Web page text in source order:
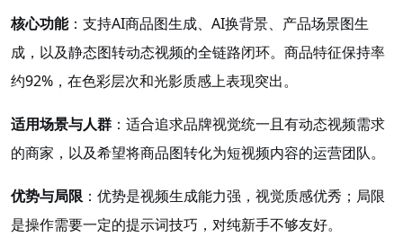
核心功能：支持AI商品图生成、AI换背景、产品场景图生
成，以及静态图转动态视频的全链路闭环。商品特征保持率
约92%，在色彩层次和光影质感上表现突出。
适用场景与人群 ：适合追求品牌视觉统一且有动态视频需求
的商家，以及希望将商品图转化为短视频内容的运营团队。
优势与局限 ：优势是视频生成能力强，视觉质感优秀；局限
是操作需要一定的提示词技巧，对纯新手不够友好。